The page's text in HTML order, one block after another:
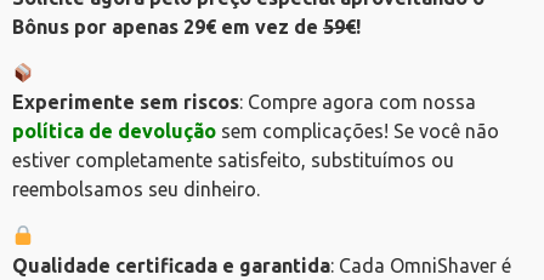
Bônus por apenas 29€ em vez de 59€!
Experimente sem riscos: Compre agora com nossa
política de devolução sem complicações! Se você não
estiver completamente satisfeito, substituímos ou
reembolsamos seu dinheiro.
Qualidade certificada e garantida: Cada OmniShaver é